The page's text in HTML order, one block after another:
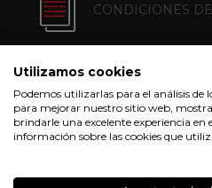
CONDICIONES
Utilizamos cookies
Podemos utilizarlas para el análisis de
para mejorar nuestro sitio web,
brindarle una excelente experiencia
información sobre las cookies que